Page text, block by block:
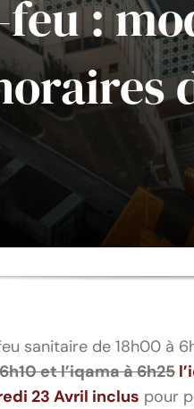
:
sanitaire de 18h00 à
et l’iqama à 6h25
23 Avril inclus pour